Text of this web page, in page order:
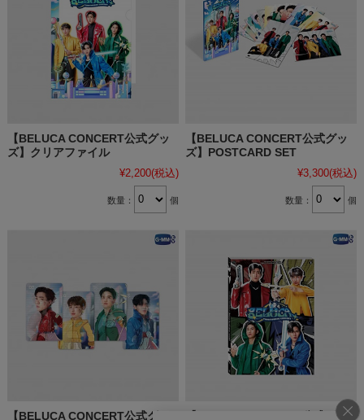
【BELUCA CONCERT公式グッ
ズ】クリアファイル
¥2,200(税込)
数量： 個
【BELUCA CONCERT公式グッ
ズ】POSTCARD SET
¥3,300(税込)
数量： 個
【BELUCA CONCERT公式グッ 【BELUCA CONCERT公式グッ